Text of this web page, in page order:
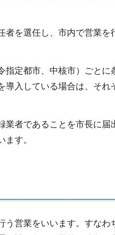
を選任し、市内で営業を
定都市、中核市）ごとに
導入している場合は、そ
者であることを市長に届
す。
営業をいいます。すなわ